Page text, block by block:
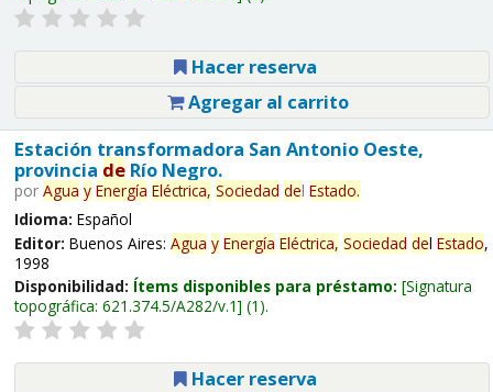
Hacer reserva
Agregar al carrito
Estación transformadora San Antonio Oeste,
provincia deRío Negro.
por Agua y Energía Eléctrica, Sociedad del Estado.
Idioma: Español
Editor: Buenos Aires: Agua y Energía Eléctrica, Sociedad del Estado,
1998
Disponibilidad: Ítems disponibles para préstamo: Signatura
topográfica: 621.374.5/A282/v.1 (1).
Hacer reserva